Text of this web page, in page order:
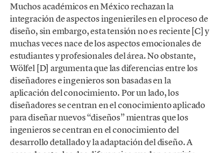
Muchos académicos en México rechazan la
integración de aspectos ingenieriles en el proceso de
diseño, sin embargo, esta tensión no es reciente [C] y
muchas veces nace de los aspectos emocionales de
estudiantes y profesionales del área. No obstante,
Wölfel [D] argumenta que las diferencias entre los
diseñadores e ingenieros son basadas en la
aplicación del conocimiento. Por un lado, los
diseñadores se centran en el conocimiento aplicado
para diseñar nuevos “diseños” mientras que los
ingenieros se centran en el conocimiento del
desarrollo detallado y la adaptación del diseño. A